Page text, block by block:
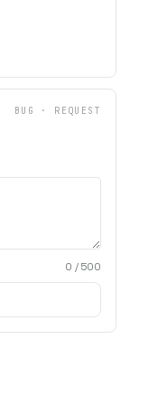
BUG · REQUEST
0 / 500